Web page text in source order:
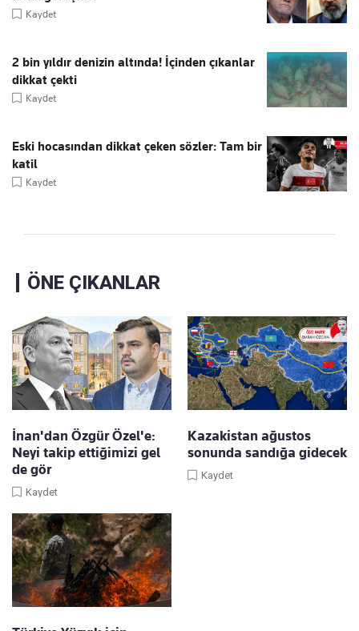
Kaydet
2 bin yıldır denizin altında! İçinden çıkanlar
dikkat çekti
Kaydet
Eski hocasından dikkat çeken sözler: Tam bir
katil
Kaydet
ÖNE ÇIKANLAR
İnan'dan Özgür Özel'e:
Neyi takip ettiğimizi gel
de gör
Kaydet
Kazakistan ağustos
sonunda sandığa gidecek
Kaydet